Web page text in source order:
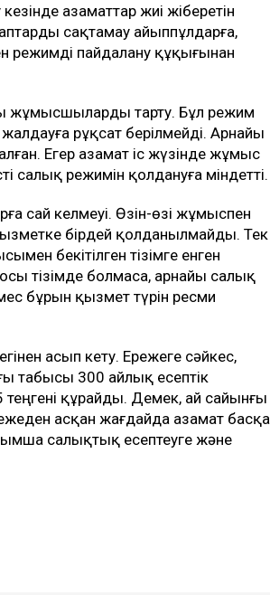
азаматтар жиі жіберетін
сақтамау айыппұлдарға,
режимді пайдалану құқығынан
жұмысшыларды тарту. Бұл режим
рұқсат берілмейді. Арнайы
Егер азамат іс жүзінде жұмыс
салық режимін қолдануға міндетті.
сай келмеуі. Өзін-өзі жұмыспен
бірдей қолданылмайды. Тек
бекітілген тізімге енген
тізімде болмаса, арнайы салық
бұрын қызмет түрін ресми
асып кету. Ережеге сәйкес,
табысы 300 айлық есептік
құрайды. Демек, ай сайынғы
асқан жағдайда азамат басқа
салықтық есептеуге және